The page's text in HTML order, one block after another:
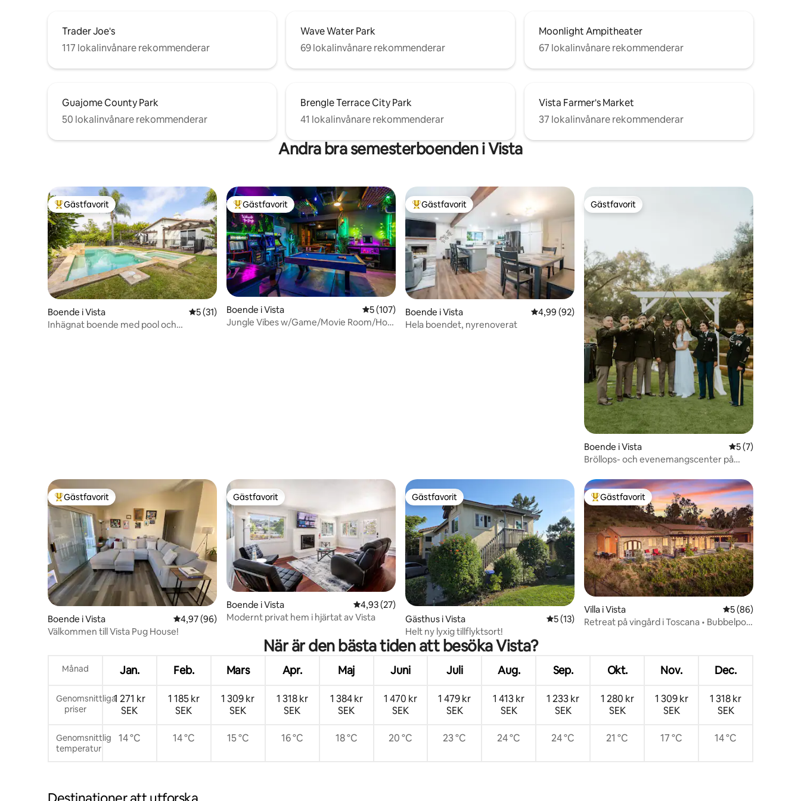
Trader Joe's
117 lokalinvånare rekommenderar
Wave Water Park
69 lokalinvånare rekommenderar
Moonlight Ampitheater
67 lokalinvånare rekommenderar
Guajome County Park
50 lokalinvånare rekommenderar
Brengle Terrace City Park
41 lokalinvånare rekommenderar
Vista Farmer's Market
37 lokalinvånare rekommenderar
Andra bra semesterboenden i Vista
Populär gästfavorit
Gästfavorit
Boende i Vista 5 av 5 i genomsnittligt betyg, 31 omdömen
5 (31)
Inhägnat boende med pool och
Populär gästfavorit
Gästfavorit
Boende i Vista 5 av 5 i genomsnittligt betyg, 107 omdömen
5 (107)
Jungle Vibes w/Game/Movie Room/Hot
Populär gästfavorit
Gästfavorit
Boende i Vista 4,99 av 5 i genomsnittligt betyg, 92 omdömen
4,99 (92)
Hela boendet, nyrenoverat
Gästfavorit
Gästfavorit
Boende i Vista 5 av 5 i
5 (7)
Bröllops- och evenemangscenter på
Populär gästfavorit
Gästfavorit
Boende i Vista 4,97 av 5 i genomsnittligt betyg, 96 omdömen
4,97 (96)
Välkommen till Vista Pug House!
Gästfavorit
Gästfavorit
Boende i Vista 4,93 av 5 i genomsnittligt betyg, 27 omdömen
4,93 (27)
Modernt privat hem i hjärtat av Vista
Gästfavorit
Gästfavorit
Gästhus i Vista 5 av 5 i genomsnittligt betyg, 13 omdömen
5 (13)
Helt ny lyxig tillflyktsort!
Populär gästfavorit
Gästfavorit
Villa i Vista 5 av 5 i
5 (86)
Retreat på vingård i Toscana • Bubbelpool
När är den bästa tiden att besöka Vista?
Månad Jan. Feb. Mars Apr. Maj Juni Juli Aug. Sep. Okt. Nov. Dec.
Genomsnittliga
priser
1 271 kr
SEK
1 185 kr
SEK
1 309 kr
SEK
1 318 kr
SEK
1 384 kr
SEK
1 470 kr
SEK
1 479 kr
SEK
1 413 kr
SEK
1 233 kr
SEK
1 280 kr
SEK
1 309 kr
SEK
1 318 kr
SEK
Genomsnittlig
temperatur
14 °C 14 °C 15 °C 16 °C 18 °C 20 °C 23 °C 24 °C 24 °C 21 °C 17 °C 14 °C